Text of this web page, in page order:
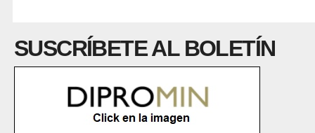
SUSCRÍBETE AL BOLETÍN